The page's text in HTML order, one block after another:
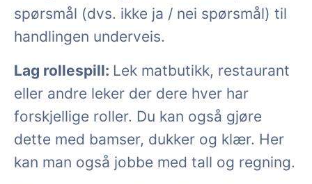
spørsmål (dvs. ikke ja / nei spørsmål) til
handlingen underveis.
Lag rollespill: Lek matbutikk, restaurant
eller andre leker der dere hver har
forskjellige roller. Du kan også gjøre
dette med bamser, dukker og klær. Her
kan man også jobbe med tall og regning.